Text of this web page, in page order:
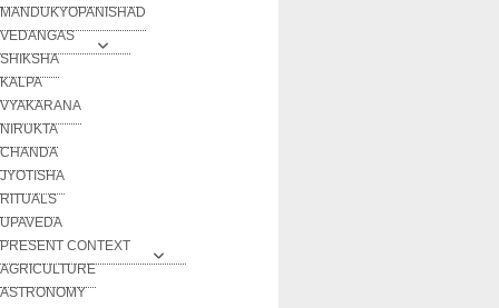
MANDUKYOPANISHAD
VEDANGAS
SHIKSHA
KALPA
VYAKARANA
NIRUKTA
CHANDA
JYOTISHA
RITUALS
UPAVEDA
PRESENT CONTEXT
AGRICULTURE
ASTRONOMY